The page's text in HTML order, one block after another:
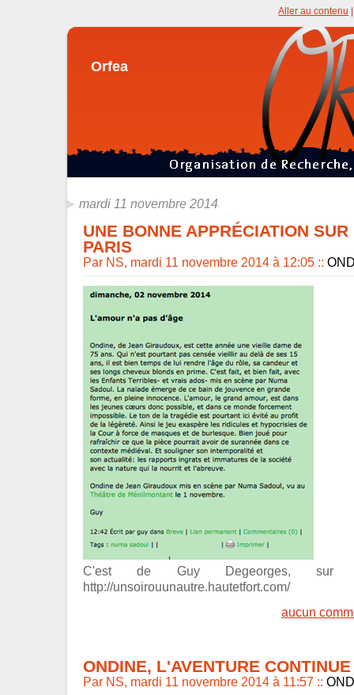
Orfea
Aller au contenu
mardi 11 novembre 2014
UNE BONNE APPRÉCIATION
PARIS
Par NS, mardi 11 novembre 2014 à 12:05 ::
C'est de Guy Degeorges, sur
http://unsoirouunautre.hautetfort.com/
aucun
ONDINE, L'AVENTURE
Par NS, mardi 11 novembre 2014 à 11:57 ::